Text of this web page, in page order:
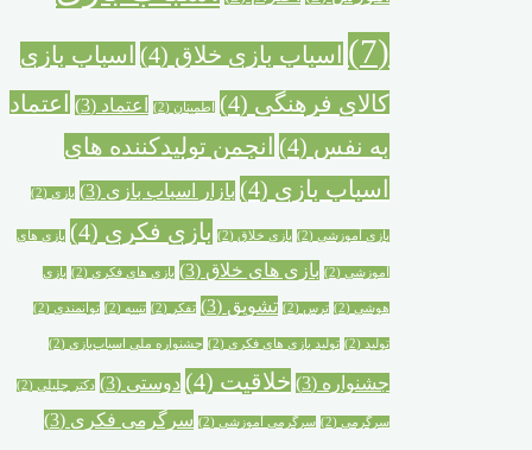
(7)
اسباب بازی خلاق (4)
اسباب بازی
کالای فرهنگی (4) اطمینان (2) اعتماد (3)
اعتماد
به نفس (4)
انجمن تولیدکننده های
اسباب بازی (4) بازار اسباب بازی (3) بازی (2)
بازی آموزشی (2) بازی خلاق (2) بازی فکری (4) بازی های
آموزشی (2) بازی های خلاق (3) بازی های فکری (2) بازی
هوشی (2) ترس (2) تشویق (3) تفکر (2) تنبیه (2) توانمندی (2)
تولید (2) تولید بازی های فکری (2) جشنواره ملی اسباب‌بازی (2)
جشنواره‌ (3) خلاقیت (4) دوستی (3) دکتر جلیلی (2)
سرگرمی (2) سرگرمی آموزشی (2) سرگرمی فکری (3)